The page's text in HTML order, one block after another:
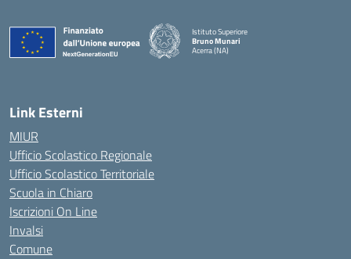
Istituto Superiore
Bruno Munari
Acerra (NA)
Link Esterni
MIUR
Ufficio Scolastico Regionale
Ufficio Scolastico Territoriale
Scuola in Chiaro
Iscrizioni On Line
Invalsi
Comune